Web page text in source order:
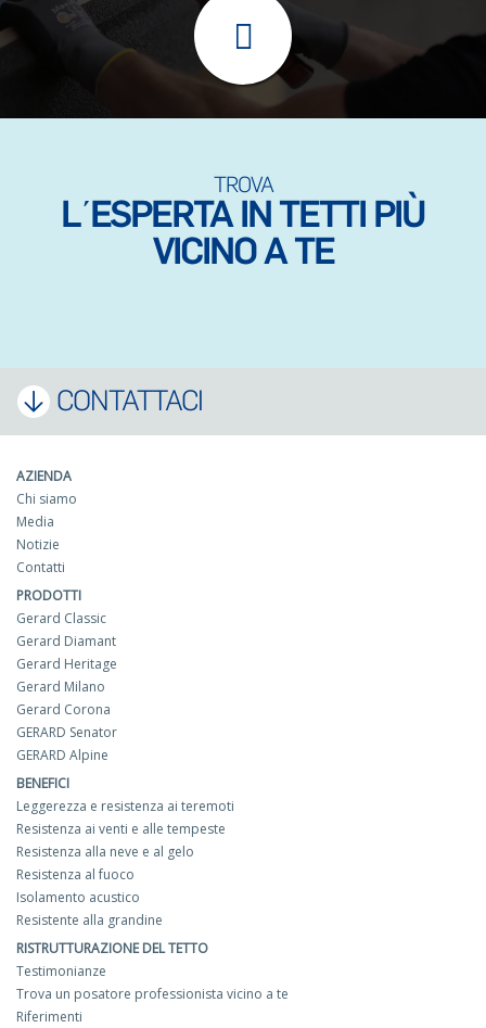
TROVA
L΄ESPERTA IN TETTI PIÙ
VICINO A TE
CONTATTACI
AZIENDA
Chi siamo
Media
Notizie
Contatti
PRODOTTI
Gerard Classic
Gerard Diamant
Gerard Heritage
Gerard Milano
Gerard Corona
GERARD Senator
GERARD Alpine
BENEFICI
Leggerezza e resistenza ai teremoti
Resistenza ai venti e alle tempeste
Resistenza alla neve e al gelo
Resistenza al fuoco
Isolamento acustico
Resistente alla grandine
RISTRUTTURAZIONE DEL TETTO
Testimonianze
Trova un posatore professionista vicino a te
Riferimenti